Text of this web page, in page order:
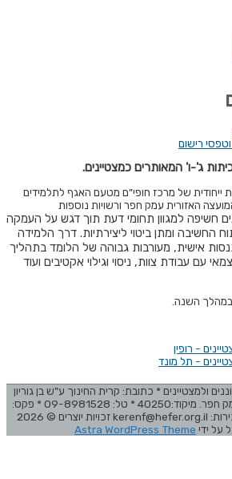
רישום
ג'-ו' המאותרים כמצטיינים.
ייחודית של מרכז חופי"ם מטעם האגף לתלמידים
האזורית עמק חפר ורשויות נוספות
חשיפה למגוון תחומי דעת תוך דגש על העמקה
החשיבה ומתן ביטוי ליצירתיות. דרך הלמידה
אישית, מעורבות גבוהה של הלומד בתהליך
עם עבודת צוות, ניסוי וגילוי אקטיבים ועוד
- רופין
- תל מונד
ולמצטיינים * כתובת: קרית החינוך ע"ש בן גוריון
(רופין), המועצה האזורית עמק חפר. מיקוד:40250 * טל: 09-8981528 * פקס:
על ידי Astra WordPress Theme